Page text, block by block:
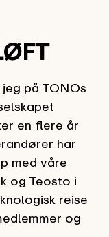
på TONOs
en flere år
har
med våre
og Teosto i
reise
og